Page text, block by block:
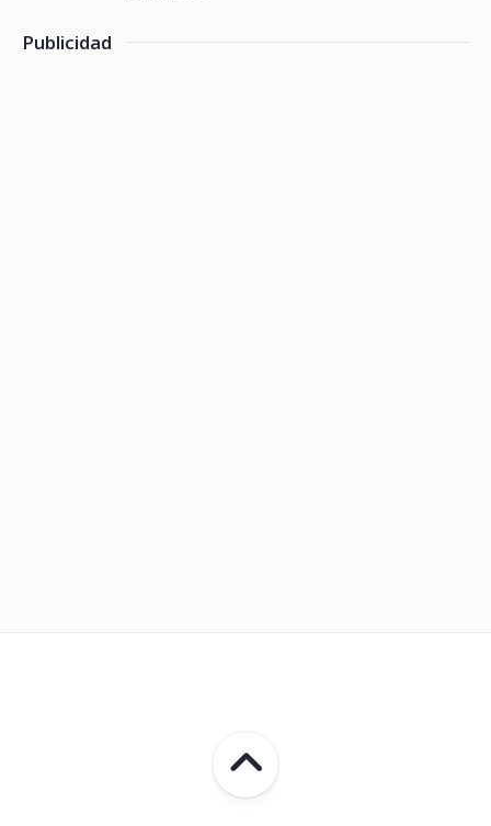
Publicidad